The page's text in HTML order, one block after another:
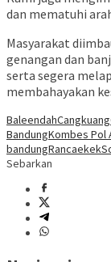
dan mematuhi
Masyarakat
genangan dan
serta segera
membahayakan
BaleendahCangkuang
BandungKombes Pol
bandungRancaekek
Sebarkan